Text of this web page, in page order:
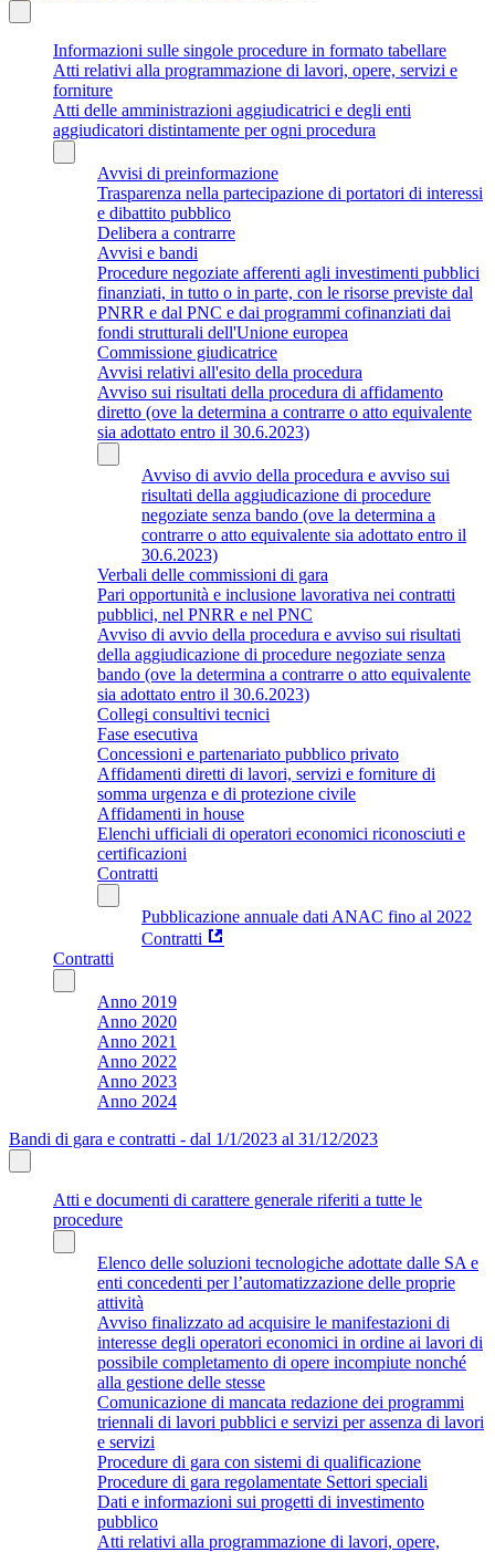
Informazioni sulle singole procedure in formato tabellare
Atti relativi alla programmazione di lavori, opere, servizi e
forniture
Atti delle amministrazioni aggiudicatrici e degli enti
aggiudicatori distintamente per ogni procedura
Avvisi di preinformazione
Trasparenza nella partecipazione di portatori di interessi
e dibattito pubblico
Delibera a contrarre
Avvisi e bandi
Procedure negoziate afferenti agli investimenti pubblici
finanziati, in tutto o in parte, con le risorse previste dal
PNRR e dal PNC e dai programmi cofinanziati dai
fondi strutturali dell'Unione europea
Commissione giudicatrice
Avvisi relativi all'esito della procedura
Avviso sui risultati della procedura di affidamento
diretto (ove la determina a contrarre o atto equivalente
sia adottato entro il 30.6.2023)
Avviso di avvio della procedura e avviso sui
risultati della aggiudicazione di procedure
negoziate senza bando (ove la determina a
contrarre o atto equivalente sia adottato entro il
30.6.2023)
Verbali delle commissioni di gara
Pari opportunità e inclusione lavorativa nei contratti
pubblici, nel PNRR e nel PNC
Avviso di avvio della procedura e avviso sui risultati
della aggiudicazione di procedure negoziate senza
bando (ove la determina a contrarre o atto equivalente
sia adottato entro il 30.6.2023)
Collegi consultivi tecnici
Fase esecutiva
Concessioni e partenariato pubblico privato
Affidamenti diretti di lavori, servizi e forniture di
somma urgenza e di protezione civile
Affidamenti in house
Elenchi ufficiali di operatori economici riconosciuti e
certificazioni
Contratti
Pubblicazione annuale dati ANAC fino al 2022
Contratti
Contratti
Anno 2019
Anno 2020
Anno 2021
Anno 2022
Anno 2023
Anno 2024
Bandi di gara e contratti - dal 1/1/2023 al 31/12/2023
Atti e documenti di carattere generale riferiti a tutte le
procedure
Elenco delle soluzioni tecnologiche adottate dalle SA e
enti concedenti per l’automatizzazione delle proprie
attività
Avviso finalizzato ad acquisire le manifestazioni di
interesse degli operatori economici in ordine ai lavori di
possibile completamento di opere incompiute nonché
alla gestione delle stesse
Comunicazione di mancata redazione dei programmi
triennali di lavori pubblici e servizi per assenza di lavori
e servizi
Procedure di gara con sistemi di qualificazione
Procedure di gara regolamentate Settori speciali
Dati e informazioni sui progetti di investimento
pubblico
Atti relativi alla programmazione di lavori, opere,